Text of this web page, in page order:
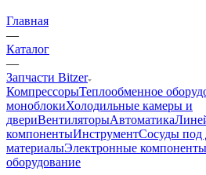
Главная
—
Каталог
—
Запчасти Bitzer
КомпрессорыТеплообменное
моноблокиХолодильные камеры и
двериВентиляторыАвтоматика
компонентыИнструментСосуды под
материалыЭлектронные компоненты
оборудование